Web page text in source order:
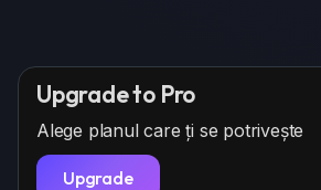
Upgrade to Pro
Alege planul care ți se potrivește
Upgrade